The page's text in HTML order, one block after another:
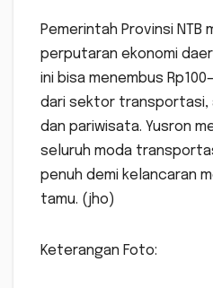
Pemerintah Provinsi NTB
perputaran ekonomi
ini bisa menembus
dari sektor transportasi,
dan pariwisata. Yusron
seluruh moda
penuh demi kelancaran
tamu. (jho)
Keterangan Foto: